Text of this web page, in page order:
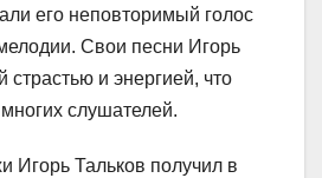
его неповторимый голос
Свои песни Игорь
страстью и энергией, что
слушателей.
Игорь Тальков получил в